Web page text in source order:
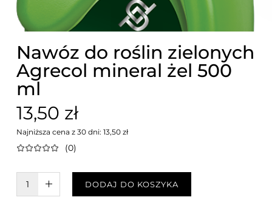
Nawóz do roślin zielonych
Agrecol mineral żel 500
ml
13,50 zł
Najniższa cena z 30 dni: 13,50 zł
(0)
W KOSZYKU :)DODAJ DO KOSZYKA